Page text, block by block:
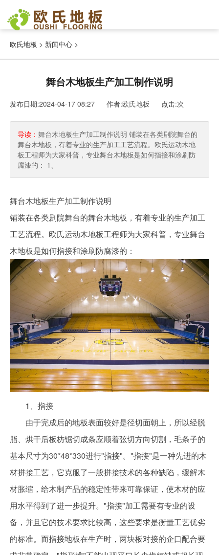
欧氏地板 > 新闻中心 >
舞台木地板生产加工制作说明
发布日期:2024-04-17 08:27 作者:欧氏地板 点击:次
导读： 舞台木地板生产加工制作说明 铺装在各类剧院舞台的
舞台木地板，有着专业的生产加工工艺流程。欧氏运动木地
板工程师为大家科普，专业舞台木地板是如何指接和涂刷防
腐漆的： 1、
舞台木地板生产加工制作说明
铺装在各类剧院舞台的舞台木地板，有着专业的生产加工
工艺流程。欧氏运动木地板工程师为大家科普，专业舞台
木地板是如何指接和涂刷防腐漆的：
1、指接
由于完成后的地板表面较好是径切面朝上，所以经脱
脂、烘干后板枋锯切成条应顺着弦切方向切割，毛条子的
基本尺寸为30*48*330进行"指接"。"指接"是一种先进的木
材拼接工艺，它克服了一般拼接技术的各种缺陷，缓解木
材胀缩，给木制产品的稳定性带来可靠保证，使木材的应
用水平得到了进一步提升。"指接"加工需要有专业的设
备，并且它的技术要求比较高，这些要求是衡量工艺优劣
的标准。而指接地板在生产时，两块板对接的企口配合要